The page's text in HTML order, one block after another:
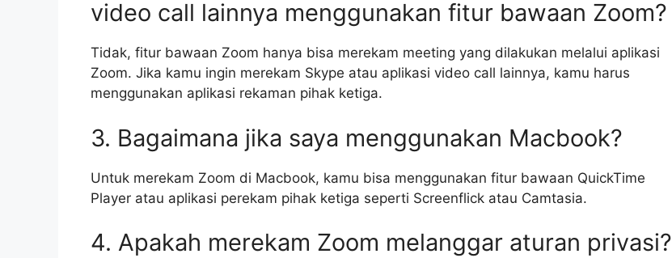
video call lainnya menggunakan fitur bawaan Zoom?
Tidak, fitur bawaan Zoom hanya bisa merekam meeting yang dilakukan melalui aplikasi
Zoom. Jika kamu ingin merekam Skype atau aplikasi video call lainnya, kamu harus
menggunakan aplikasi rekaman pihak ketiga.
3. Bagaimana jika saya menggunakan Macbook?
Untuk merekam Zoom di Macbook, kamu bisa menggunakan fitur bawaan QuickTime
Player atau aplikasi perekam pihak ketiga seperti Screenflick atau Camtasia.
4. Apakah merekam Zoom melanggar aturan privasi?